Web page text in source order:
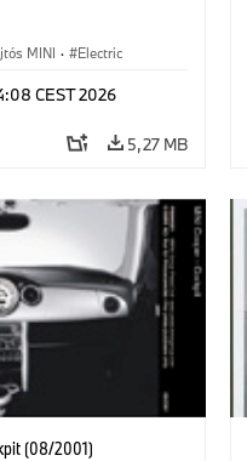
MINI · Electric
CEST 2026
5,27 MB
(08/2001)